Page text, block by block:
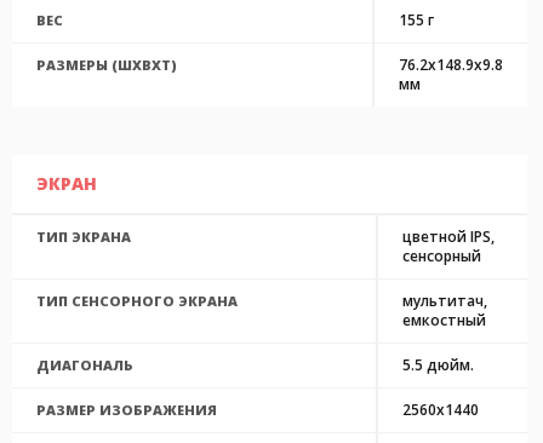
ВЕС 155 г
РАЗМЕРЫ (ШXВXТ)
76.2x148.9x9.8
мм
ЭКРАН
ТИП ЭКРАНА
цветной IPS,
сенсорный
ТИП СЕНСОРНОГО ЭКРАНА
мультитач,
емкостный
ДИАГОНАЛЬ 5.5 дюйм.
РАЗМЕР ИЗОБРАЖЕНИЯ 2560x1440